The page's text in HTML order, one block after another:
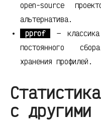
open-source
альтернатива.
pprof
—
постоянного
хранения профилей.
с другими